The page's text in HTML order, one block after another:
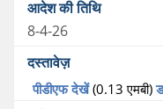
8-4-26
पीडीएफ देखें(0.13 एमबी)